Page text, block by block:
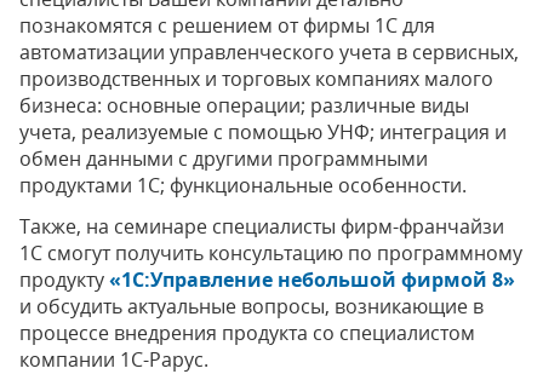
познакомятся с решением от фирмы 1С для
автоматизации управленческого учета в сервисных,
производственных и торговых компаниях малого
бизнеса: основные операции; различные виды
учета, реализуемые с помощью УНФ; интеграция и
обмен данными с другими программными
продуктами 1С; функциональные особенности.
Также, на семинаре специалисты фирм-франчайзи
1С смогут получить консультацию по программному
продукту«1С:Управление небольшой фирмой 8»
и обсудить актуальные вопросы, возникающие в
процессе внедрения продукта со специалистом
компании 1С-Рарус.